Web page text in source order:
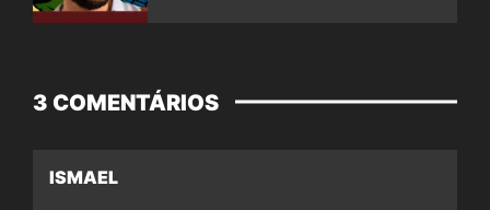
3 COMENTÁRIOS
ISMAEL